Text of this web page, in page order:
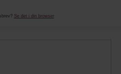
Se det i din browser